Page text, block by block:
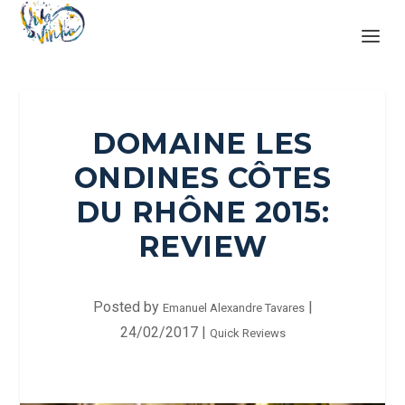
DOMAINE LES
ONDINES CÔTES
DU RHÔNE 2015:
REVIEW
Posted by Emanuel Alexandre Tavares|
24/02/2017| Quick Reviews